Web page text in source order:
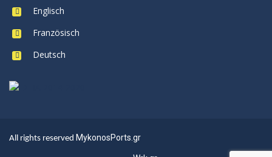
Englisch
Französisch
Deutsch
All rights reserved MykonosPorts.gr